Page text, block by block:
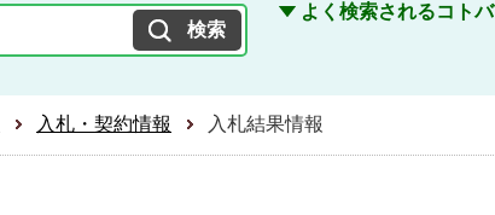
よく検索されるコトバ
入札・契約情報 入札結果情報